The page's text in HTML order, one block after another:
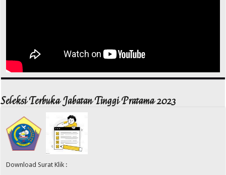
Seleksi Terbuka Jabatan Tinggi Pratama 2023
Download Surat Klik :